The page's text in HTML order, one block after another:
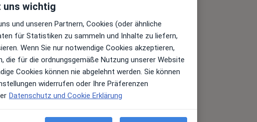
uns wichtig
und unseren Partnern, Cookies (oder ähnliche
für Statistiken zu sammeln und Inhalte zu liefern,
Wenn Sie nur notwendige Cookies akzeptieren,
die für die ordnungsgemäße Nutzung unserer Website
Cookies können nie abgelehnt werden. Sie können
widerrufen oder Ihre Präferenzen
Datenschutz und Cookie Erklärung